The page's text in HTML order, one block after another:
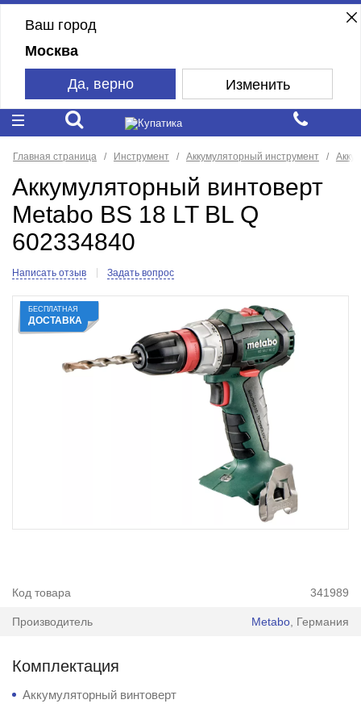
Ваш город
Москва
Да, верно Изменить
Главная страница Инструмент Аккумуляторный инструмент
Аккумуляторный винтоверт
Metabo BS 18 LT BL Q
602334840
Написать отзыв Задать вопрос
БЕСПЛАТНАЯ
ДОСТАВКА
Код товара 341989
Производитель Metabo , Германия
Комплектация
Аккумуляторный винтоверт